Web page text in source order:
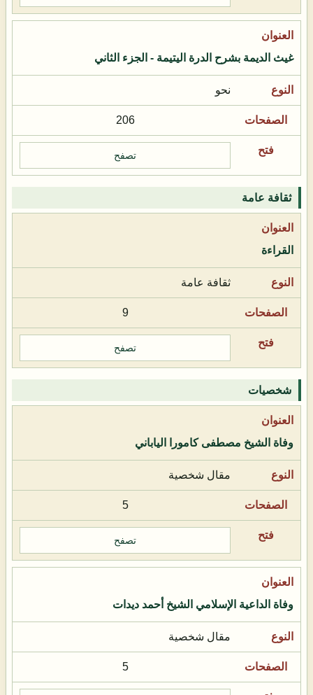
غيث الديمة بشرح الدرة اليتيمة - الجزء الثاني
نحو
206
تصفح
ثقافة عامة
القراءة
ثقافة عامة
9
تصفح
شخصيات
وفاة الشيخ مصطفى كامورا الياباني
مقال شخصية
5
تصفح
وفاة الداعية الإسلامي الشيخ أحمد ديدات
مقال شخصية
5